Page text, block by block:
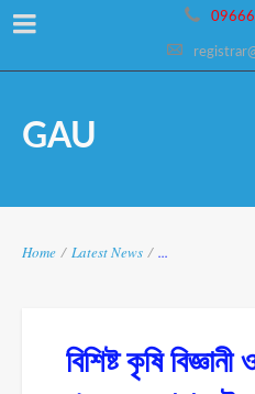
GAU
Home / Latest News / ...
বিশিষ্ট কৃষি